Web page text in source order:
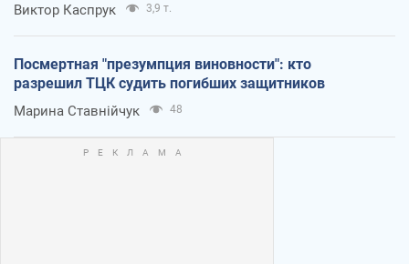
Виктор Каспрук 3,9 т.
Посмертная "презумпция виновности": кто
разрешил ТЦК судить погибших защитников
Марина Ставнійчук 48